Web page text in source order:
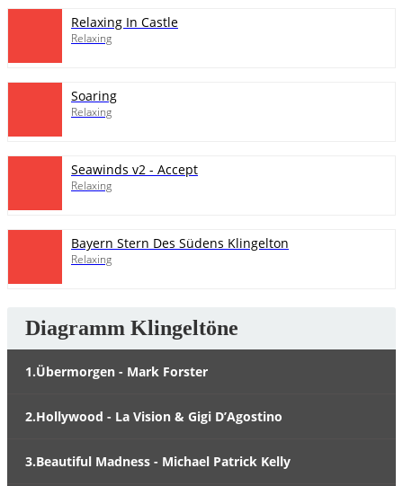
Relaxing In Castle
Relaxing
Soaring
Relaxing
Seawinds v2 - Accept
Relaxing
Bayern Stern Des Südens Klingelton
Relaxing
Diagramm Klingeltöne
1.Übermorgen - Mark Forster
2.Hollywood - La Vision & Gigi D’Agostino
3.Beautiful Madness - Michael Patrick Kelly